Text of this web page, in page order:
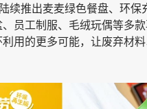
续推出麦麦绿色餐盘、环保
员工制服、毛绒玩偶等多款
用的更多可能，让废弃材